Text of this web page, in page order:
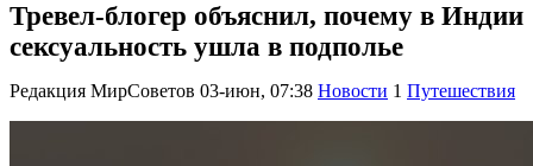
Тревел-блогер объяснил, почему в Индии
сексуальность ушла в подполье
Редакция МирСоветов 03-июн, 07:38 Новости 1 Путешествия